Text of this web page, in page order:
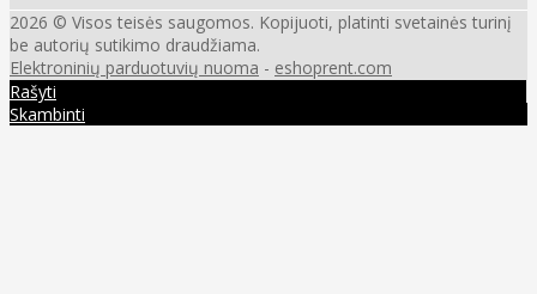
2026 © Visos teisės saugomos. Kopijuoti, platinti svetainės turinį
be autorių sutikimo draudžiama.
Elektroninių parduotuvių nuoma - eshoprent.com
Rašyti
Skambinti